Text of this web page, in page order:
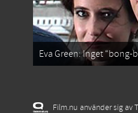
Eva Green: Inget “bong-
Film.nu använder sig av